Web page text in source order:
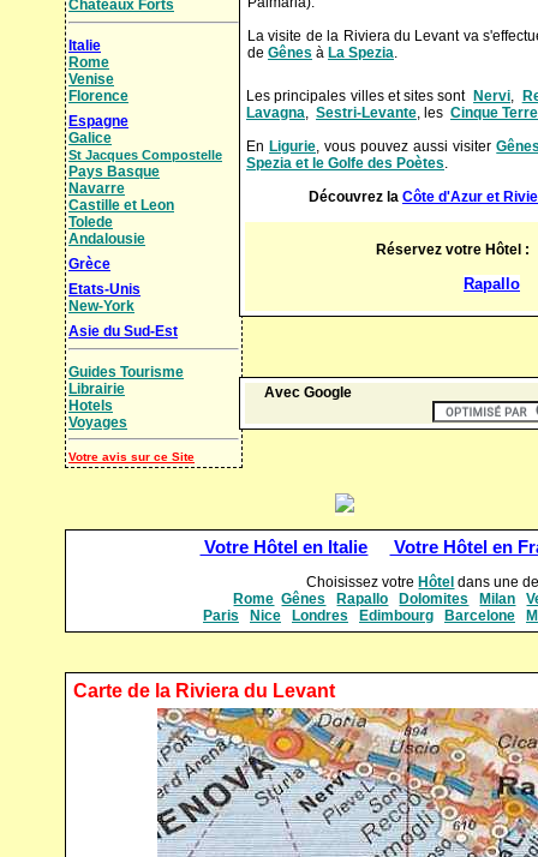
Chateaux Forts
Italie
Rome
Venise
Florence
Espagne
Galice
St Jacques Compostelle
Pays Basque
Navarre
Castille et Leon
Tolede
Andalousie
Grèce
Etats-Unis
New-York
Asie du Sud-Est
Guides Tourisme
Librairie
Hotels
Voyages
Votre avis sur ce Site
La visite de la Riviera du Levant va
de Gênes à La Spezia.
Les principales villes et sites sont Nervi,
Lavagna, Sestri-Levante, les Cinque Terre
En Ligurie, vous pouvez aussi visiter
Spezia et le Golfe des Poètes.
Découvrez la Côte d'Azur et
Réservez votre Hôtel
Rapallo
Avec Google
Votre Hôtel en Italie Votre Hôtel en
Choisissez votre Hôtel dans une
Rome Gênes Rapallo Dolomites Milan
Paris
Nice Londres Edimbourg Barcelone
Carte de la Riviera du Levant